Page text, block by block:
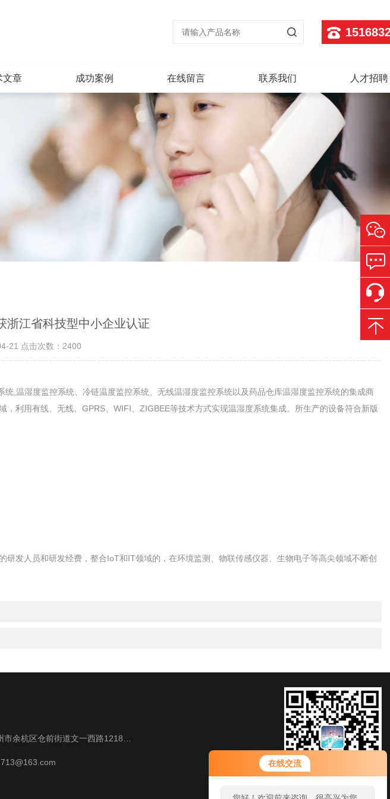
在线交流
您好！欢迎前来咨询，很高兴为您
服务，请问您要咨询什么问题呢？
文章 成功案例 在线留言 联系我们 人才招聘
浙江省科技型中小企业认证
21 点击次数：2400
,温湿度监控系统、冷链温度监控系统、无线温湿度监控系统以及药品仓库温湿度监控系统的集成商
利用有线、无线、GPRS、WIFI、ZIGBEE等技术方式实现温湿度系统集成。所生产的设备符合新版
发人员和研发经费，整合IoT和IT领域的，在环境监测、物联传感仪器、生物电子等高尖领域不断创
区仓前街道文一西路1218号7幢101室（101室-18）
扫一扫，加微信